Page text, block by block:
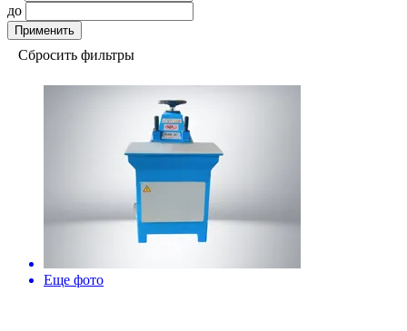
до
Применить
Сбросить фильтры
Еще фото